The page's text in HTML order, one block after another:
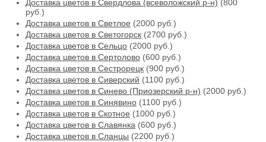
Доставка цветов в Свердлова (всеволожский р-н) (800
руб.)
Доставка цветов в Светлое (2000 руб.)
Доставка цветов в Светогорск (2700 руб.)
Доставка цветов в Сельцо (2000 руб.)
Доставка цветов в Сертолово (600 руб.)
Доставка цветов в Сестрорецк (900 руб.)
Доставка цветов в Сиверский (1100 руб.)
Доставка цветов в Синево (Приозерский р-н) (2000 руб.)
Доставка цветов в Синявино (1100 руб.)
Доставка цветов в Скотное (1000 руб.)
Доставка цветов в Славянка (600 руб.)
Доставка цветов в Сланцы (2200 руб.)